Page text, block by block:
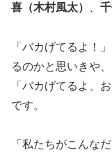
喜（木村風太）
「バカげてるよ！
るのかと思いきや、
「バカげてるよ、
です。
「私たちがこんな